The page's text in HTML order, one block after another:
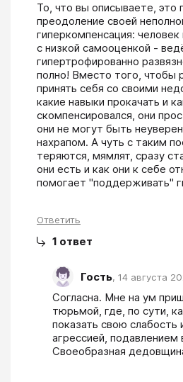
То, что вы описываете, это
преодоление своей
гиперкомпенсация:
с низкой самооценкой -
гипертрофированно
полно! Вместо того, чтобы
принять себя со своими
какие навыки прокачать и
скомпенсировался, они
они не могут быть
нахрапом. А чуть с таким
теряются, мямлят, сразу
они есть и как они к себе
помогает "поддерживать"
Ответить
1 ответ
Гость, 14 августа
Согласна. Мне на ум
тюрьмой, где, по сути,
показать свою слабость
агрессией, подавлением
Своеобразная